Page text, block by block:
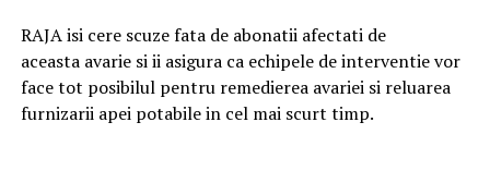
RAJA isi cere scuze fata de abonatii afectati de
aceasta avarie si ii asigura ca echipele de interventie vor
face tot posibilul pentru remedierea avariei si reluarea
furnizarii apei potabile in cel mai scurt timp.